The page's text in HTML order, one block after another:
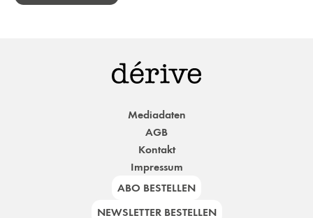
Mediadaten
AGB
Kontakt
Impressum
ABO BESTELLEN
NEWSLETTER BESTELLEN